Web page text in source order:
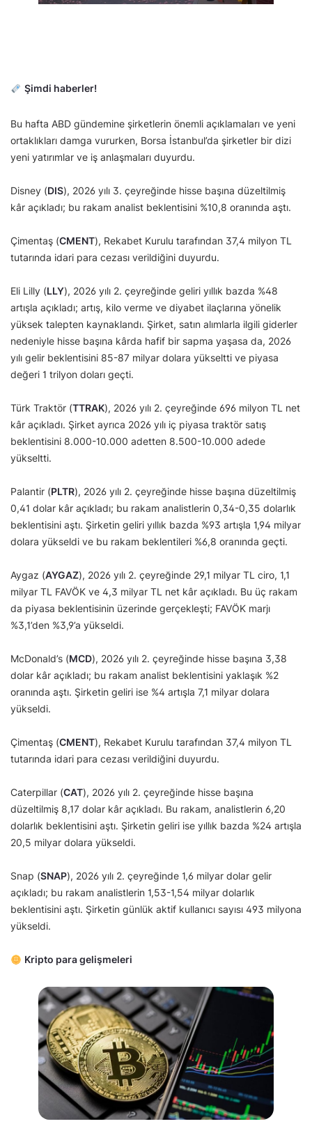
Şimdi haberler!
Bu hafta ABD gündemine şirketlerin önemli açıklamaları ve yeni
ortaklıkları damga vururken, Borsa İstanbul’da şirketler bir dizi
yeni yatırımlar ve iş anlaşmaları duyurdu.
Disney (DIS), 2026 yılı 3. çeyreğinde hisse başına düzeltilmiş
kâr açıkladı; bu rakam analist beklentisini %10,8 oranında aştı.
Çimentaş (CMENT), Rekabet Kurulu tarafından 37,4 milyon TL
tutarında idari para cezası verildiğini duyurdu.
Eli Lilly (LLY), 2026 yılı 2. çeyreğinde geliri yıllık bazda %48
artışla açıkladı; artış, kilo verme ve diyabet ilaçlarına yönelik
yüksek talepten kaynaklandı. Şirket, satın alımlarla ilgili giderler
nedeniyle hisse başına kârda hafif bir sapma yaşasa da, 2026
yılı gelir beklentisini 85-87 milyar dolara yükseltti ve piyasa
değeri 1 trilyon doları geçti.
Türk Traktör (TTRAK), 2026 yılı 2. çeyreğinde 696 milyon TL net
kâr açıkladı. Şirket ayrıca 2026 yılı iç piyasa traktör satış
beklentisini 8.000-10.000 adetten 8.500-10.000 adede
yükseltti.
Palantir (PLTR), 2026 yılı 2. çeyreğinde hisse başına düzeltilmiş
0,41 dolar kâr açıkladı; bu rakam analistlerin 0,34-0,35 dolarlık
beklentisini aştı. Şirketin geliri yıllık bazda %93 artışla 1,94 milyar
dolara yükseldi ve bu rakam beklentileri %6,8 oranında geçti.
Aygaz (AYGAZ), 2026 yılı 2. çeyreğinde 29,1 milyar TL ciro, 1,1
milyar TL FAVÖK ve 4,3 milyar TL net kâr açıkladı. Bu üç rakam
da piyasa beklentisinin üzerinde gerçekleşti; FAVÖK marjı
%3,1’den %3,9’a yükseldi.
McDonald’s (MCD), 2026 yılı 2. çeyreğinde hisse başına 3,38
dolar kâr açıkladı; bu rakam analist beklentisini yaklaşık %2
oranında aştı. Şirketin geliri ise %4 artışla 7,1 milyar dolara
yükseldi.
Çimentaş (CMENT), Rekabet Kurulu tarafından 37,4 milyon TL
tutarında idari para cezası verildiğini duyurdu.
Caterpillar (CAT), 2026 yılı 2. çeyreğinde hisse başına
düzeltilmiş 8,17 dolar kâr açıkladı. Bu rakam, analistlerin 6,20
dolarlık beklentisini aştı. Şirketin geliri ise yıllık bazda %24 artışla
20,5 milyar dolara yükseldi.
Snap (SNAP), 2026 yılı 2. çeyreğinde 1,6 milyar dolar gelir
açıkladı; bu rakam analistlerin 1,53-1,54 milyar dolarlık
beklentisini aştı. Şirketin günlük aktif kullanıcı sayısı 493 milyona
yükseldi.
Kripto para gelişmeleri